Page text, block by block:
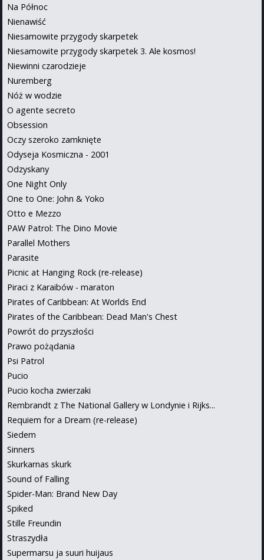
Na Północ
Nienawiść
Niesamowite przygody skarpetek
Niesamowite przygody skarpetek 3. Ale kosmos!
Niewinni czarodzieje
Nuremberg
Nóż w wodzie
O agente secreto
Obsession
Oczy szeroko zamknięte
Odyseja Kosmiczna - 2001
Odzyskany
One Night Only
One to One: John & Yoko
Otto e Mezzo
PAW Patrol: The Dino Movie
Parallel Mothers
Parasite
Picnic at Hanging Rock (re-release)
Piraci z Karaibów - maraton
Pirates of Caribbean: At Worlds End
Pirates of the Caribbean: Dead Man's Chest
Powrót do przyszłości
Prawo pożądania
Psi Patrol
Pucio
Pucio kocha zwierzaki
Rembrandt z The National Gallery w Londynie i Rijks...
Requiem for a Dream (re-release)
Siedem
Sinners
Skurkarnas skurk
Sound of Falling
Spider-Man: Brand New Day
Spiked
Stille Freundin
Straszydła
Supermarsu ja suuri huijaus